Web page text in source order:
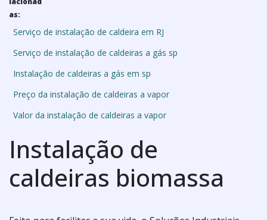
as:
Serviço de instalação de caldeira em RJ
Serviço de instalação de caldeiras a gás sp
Instalação de caldeiras a gás em sp
Preço da instalação de caldeiras a vapor
Valor da instalação de caldeiras a vapor
Instalação de
caldeiras biomassa